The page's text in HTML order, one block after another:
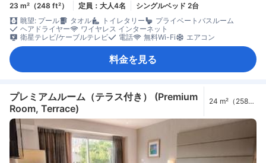
23 m²（248 ft²） 定員：大人4名
シングルベッド 2台
眺望: プール
タオル トイレタリー
プライベートバスルーム
ヘアドライヤー
ワイヤレス インターネット
衛星テレビ/ケーブルテレビ
電話 無料Wi-Fi エアコン
料金を見る
プレミアムルーム（テラス付き） (Premium
Room, Terrace)
24 m²（258